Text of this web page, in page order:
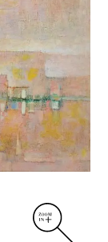
1960
1960-1968
1972
1975